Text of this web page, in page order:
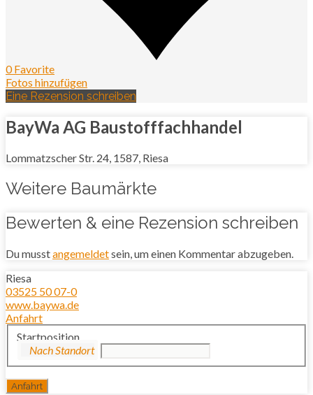
0 Favorite
Fotos hinzufügen
Eine Rezension schreiben
BayWa AG Baustofffachhandel
Lommatzscher Str. 24, 1587, Riesa
Weitere Baumärkte
Bewerten & eine Rezension schreiben
Du musstangemeldetsein, um einen Kommentar abzugeben.
Riesa
03525 50 07-0
www.baywa.de
Anfahrt
Startposition